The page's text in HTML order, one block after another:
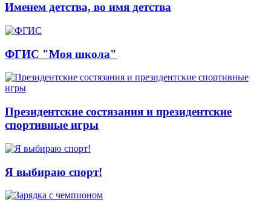
Именем детства, во имя детства
ФГИС "Моя школа"
Президентские состязания и президентские
спортивные игры
Я выбираю спорт!